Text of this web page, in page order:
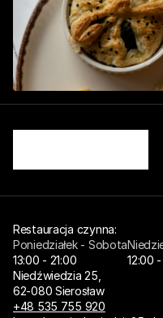
Restauracja czynna:
Poniedziałek - Sobota
13:00 - 21:00
12:00
Niedźwiedzia 25,
62-080 Sierosław
+48 535 755 920